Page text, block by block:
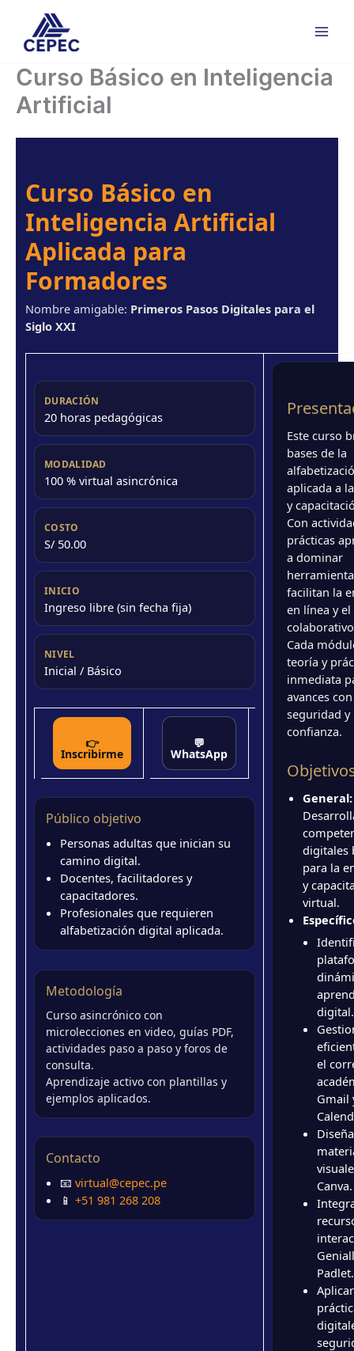
contenido
Curso Básico en Inteligencia
Artificial
Curso Básico en
Inteligencia Artificial
Aplicada para
Formadores
Nombre amigable: Primeros Pasos Digitales para el
Siglo XXI
DURACIÓN
20 horas pedagógicas
MODALIDAD
100 % virtual asincrónica
COSTO
S/ 50.00
INICIO
Ingreso libre (sin fecha fija)
NIVEL
Inicial / Básico
👉
Inscribirme
💬
WhatsApp
Público objetivo
Personas adultas que inician su
camino digital.
Docentes, facilitadores y
capacitadores.
Profesionales que requieren
alfabetización digital aplicada.
Metodología
Curso asincrónico con
microlecciones en video, guías PDF,
actividades paso a paso y foros de
consulta.
Aprendizaje activo con plantillas y
ejemplos aplicados.
Contacto
📧 virtual@cepec.pe
📱 +51 981 268 208
Este curso
bases de la
aplicada a
y
Con
prácticas
a dominar
facilitan la
en línea y
Cada
teoría y
inmediata
avances con
seguridad y
confianza.
General:
digitales
para la
y
virtual.
digital.
el
Gmail
Canva.
Padlet.